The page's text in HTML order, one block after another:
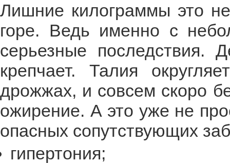
Лишние килограммы это
горе. Ведь именно с
серьезные последствия.
крепчает. Талия
дрожжах, и совсем скоро
ожирение. А это уже не
опасных сопутствующих
гипертония;